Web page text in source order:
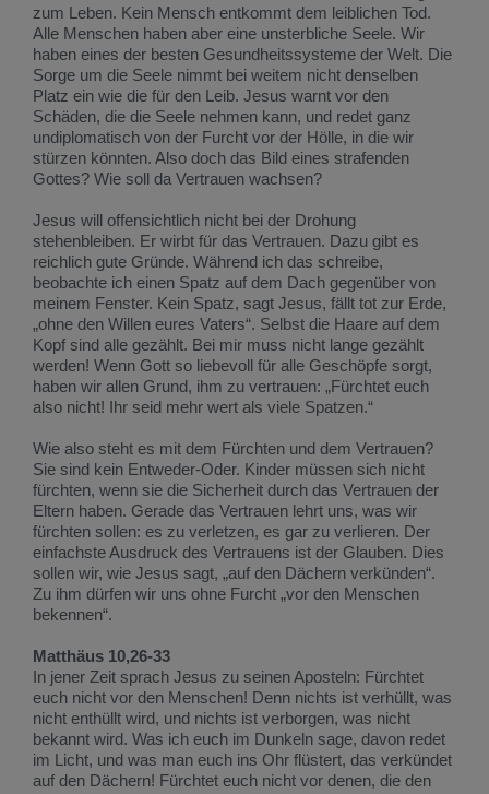
zum Leben. Kein Mensch entkommt dem leiblichen Tod.
Alle Menschen haben aber eine unsterbliche Seele. Wir
haben eines der besten Gesundheitssysteme der Welt. Die
Sorge um die Seele nimmt bei weitem nicht denselben
Platz ein wie die für den Leib. Jesus warnt vor den
Schäden, die die Seele nehmen kann, und redet ganz
undiplomatisch von der Furcht vor der Hölle, in die wir
stürzen könnten. Also doch das Bild eines strafenden
Gottes? Wie soll da Vertrauen wachsen?
Jesus will offensichtlich nicht bei der Drohung
stehenbleiben. Er wirbt für das Vertrauen. Dazu gibt es
reichlich gute Gründe. Während ich das schreibe,
beobachte ich einen Spatz auf dem Dach gegenüber von
meinem Fenster. Kein Spatz, sagt Jesus, fällt tot zur Erde,
„ohne den Willen eures Vaters“. Selbst die Haare auf dem
Kopf sind alle gezählt. Bei mir muss nicht lange gezählt
werden! Wenn Gott so liebevoll für alle Geschöpfe sorgt,
haben wir allen Grund, ihm zu vertrauen: „Fürchtet euch
also nicht! Ihr seid mehr wert als viele Spatzen.“
Wie also steht es mit dem Fürchten und dem Vertrauen?
Sie sind kein Entweder-Oder. Kinder müssen sich nicht
fürchten, wenn sie die Sicherheit durch das Vertrauen der
Eltern haben. Gerade das Vertrauen lehrt uns, was wir
fürchten sollen: es zu verletzen, es gar zu verlieren. Der
einfachste Ausdruck des Vertrauens ist der Glauben. Dies
sollen wir, wie Jesus sagt, „auf den Dächern verkünden“.
Zu ihm dürfen wir uns ohne Furcht „vor den Menschen
bekennen“.
Matthäus 10,26-33
In jener Zeit sprach Jesus zu seinen Aposteln: Fürchtet
euch nicht vor den Menschen! Denn nichts ist verhüllt, was
nicht enthüllt wird, und nichts ist verborgen, was nicht
bekannt wird. Was ich euch im Dunkeln sage, davon redet
im Licht, und was man euch ins Ohr flüstert, das verkündet
auf den Dächern! Fürchtet euch nicht vor denen, die den